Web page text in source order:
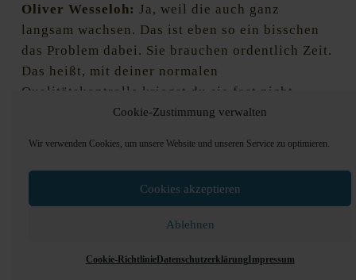
Cookie-Zustimmung verwalten
Wir verwenden Cookies, um unsere Website und unseren Service zu optimieren.
Cookies akzeptieren
Ablehnen
Cookie-RichtlinieDatenschutzerklärung Impressum
Oliver Wesseloh: Ja, weil die auch ganz
langsam wachsen. Das ist eben so ein bisschen
das Problem dabei. Sie brauchen ordentlich Zeit.
Das heißt, mit deiner normalen
Qualitätskontrolle kriegst du sie fast nicht
gegriffen. Es sei denn, du hast direkt eine
aber so mit Proben. Wir haben ja bei uns intern
auch immer eine Frist von zwei Wochen. Also
das heißt, jedes ausgefüllte Bier steht ja erst mal
sich getan hat. Eine Brett würdest du da mit